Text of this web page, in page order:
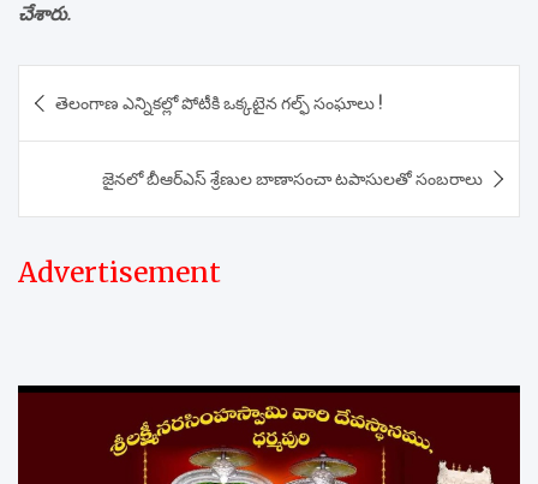
చేశారు.
navigation
తెలంగాణ ఎన్నికల్లో పోటీకి ఒక్కటైన గల్ఫ్ సంఘాలు !
జైనలో బీఆర్ఎస్ శ్రేణుల బాణాసంచా టపాసులతో సంబరాలు
Advertisement